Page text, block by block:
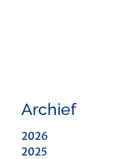
Archief
2026
2025